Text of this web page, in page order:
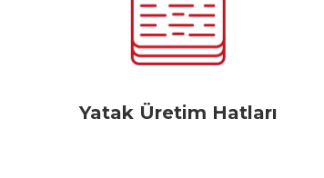
Yatak Üretim Hatları